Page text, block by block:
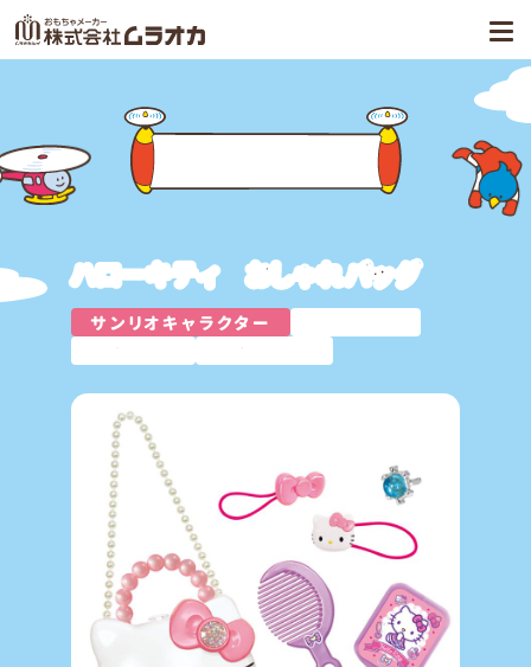
ハローキティ おしゃれバッグ
サンリオキャラクター
おしゃれ
おままごと